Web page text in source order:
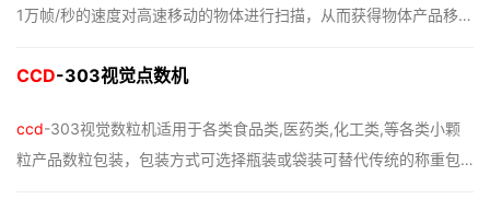
1万帧/秒的速度对高速移动的物体进行扫描，从而获得物体产品移动
行计算并统计数量。再通过同步的控制模块实现精准计数分装。设
CCD-303视觉点数机
ccd-303视觉数粒机适用于各类食品类,医药类,化工类,等各类小颗
粒产品数粒包装，包装方式可选择瓶装或袋装可替代传统的称重包